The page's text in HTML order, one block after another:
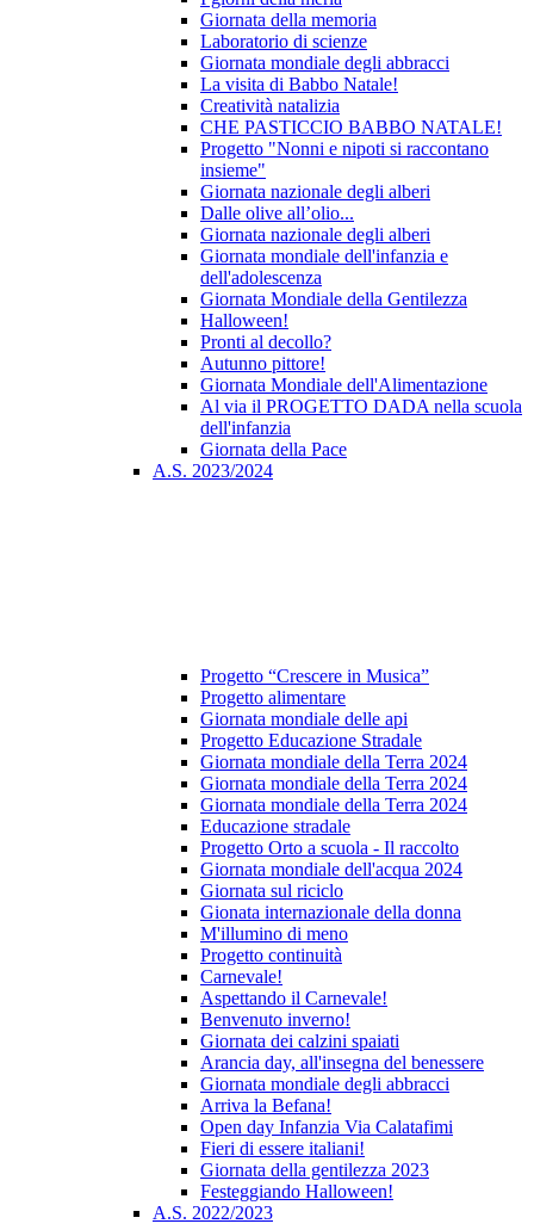
Giornata della memoria
Laboratorio di scienze
Giornata mondiale degli abbracci
La visita di Babbo Natale!
Creatività natalizia
CHE PASTICCIO BABBO NATALE!
Progetto "Nonni e nipoti si raccontano
insieme"
Giornata nazionale degli alberi
Dalle olive all’olio...
Giornata nazionale degli alberi
Giornata mondiale dell'infanzia e
dell'adolescenza
Giornata Mondiale della Gentilezza
Halloween!
Pronti al decollo?
Autunno pittore!
Giornata Mondiale dell'Alimentazione
Al via il PROGETTO DADA nella scuola
dell'infanzia
Giornata della Pace
A.S. 2023/2024
Progetto “Crescere in Musica”
Progetto alimentare
Giornata mondiale delle api
Progetto Educazione Stradale
Giornata mondiale della Terra 2024
Giornata mondiale della Terra 2024
Giornata mondiale della Terra 2024
Educazione stradale
Progetto Orto a scuola - Il raccolto
Giornata mondiale dell'acqua 2024
Giornata sul riciclo
Gionata internazionale della donna
M'illumino di meno
Progetto continuità
Carnevale!
Aspettando il Carnevale!
Benvenuto inverno!
Giornata dei calzini spaiati
Arancia day, all'insegna del benessere
Giornata mondiale degli abbracci
Arriva la Befana!
Open day Infanzia Via Calatafimi
Fieri di essere italiani!
Giornata della gentilezza 2023
Festeggiando Halloween!
A.S. 2022/2023